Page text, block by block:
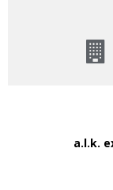
a.l.k.